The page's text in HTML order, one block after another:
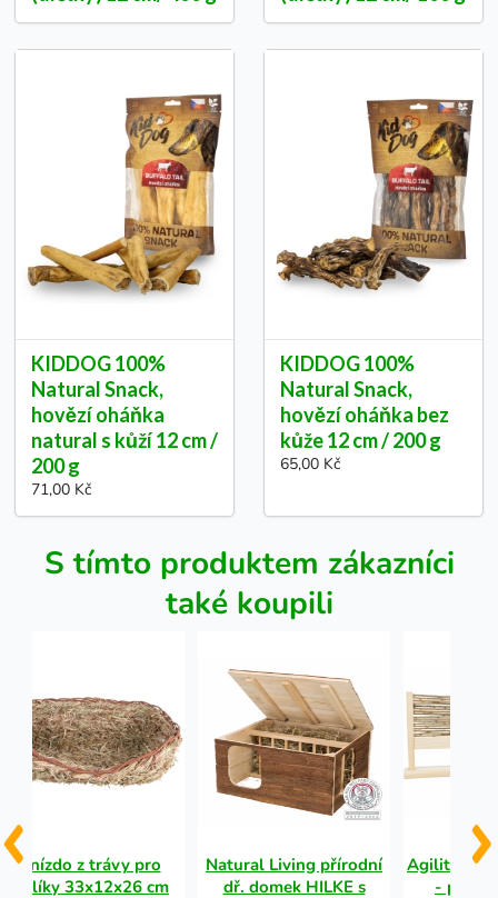
KIDDOG 100%
Natural Snack,
hovězí oháňka
natural s kůží 12 cm /
200 g
71,00 Kč
KIDDOG 100%
Natural Snack,
hovězí oháňka bez
kůže 12 cm / 200 g
65,00 Kč
S tímto produktem zákazníci
také koupili
Hnízdo z trávy pro
králíky 33x12x26 cm
Natural Living přírodní
dř. domek HILKE s
Agility set
-